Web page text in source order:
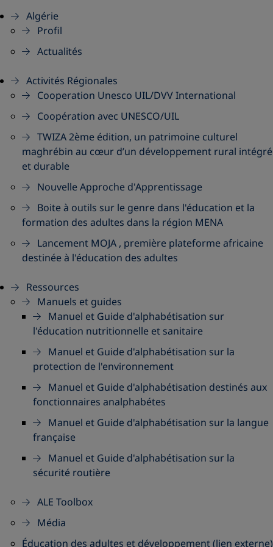
Algérie
Profil
Actualités
Activités Régionales
Cooperation Unesco UIL/DVV International
Coopération avec UNESCO/UIL
TWIZA 2ème édition, un patrimoine culturel
maghrébin au cœur d’un développement rural intégré
et durable
Nouvelle Approche d'Apprentissage
Boite à outils sur le genre dans l'éducation et la
formation des adultes dans la région MENA
Lancement MOJA , première plateforme africaine
destinée à l'éducation des adultes
Ressources
Manuels et guides
Manuel et Guide d'alphabétisation sur
l'éducation nutritionnelle et sanitaire
Manuel et Guide d'alphabétisation sur la
protection de l'environnement
Manuel et Guide d'alphabétisation destinés aux
fonctionnaires analphabétes
Manuel et Guide d'alphabétisation sur la langue
française
Manuel et Guide d'alphabétisation sur la
sécurité routière
ALE Toolbox
Média
Éducation des adultes et développement (lien externe)